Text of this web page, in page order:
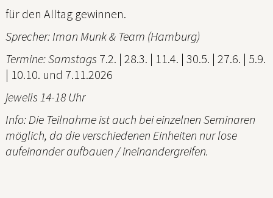
für den Alltag gewinnen.
Sprecher: Iman Munk & Team (Hamburg)
Termine: Samstags 7.2. | 28.3. | 11.4. | 30.5. | 27.6. | 5.9.
| 10.10. und 7.11.2026
jeweils 14-18 Uhr
Info: Die Teilnahme ist auch bei einzelnen Seminaren
möglich, da die verschiedenen Einheiten nur lose
aufeinander aufbauen / ineinandergreifen.